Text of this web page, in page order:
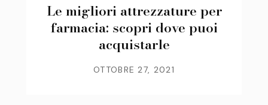
Le migliori attrezzature per
farmacia: scopri dove puoi
acquistarle
OTTOBRE 27, 2021